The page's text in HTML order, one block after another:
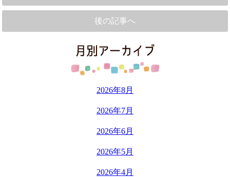
後の記事へ
2026年8月
2026年7月
2026年6月
2026年5月
2026年4月